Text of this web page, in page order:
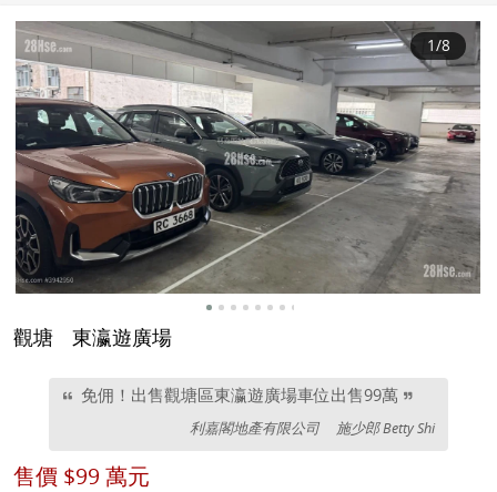
1/8
觀塘 東瀛遊廣場
免佣！出售觀塘區東瀛遊廣場車位出售99萬
利嘉閣地產有限公司 施少郎 Betty Shi
售價 $99 萬元